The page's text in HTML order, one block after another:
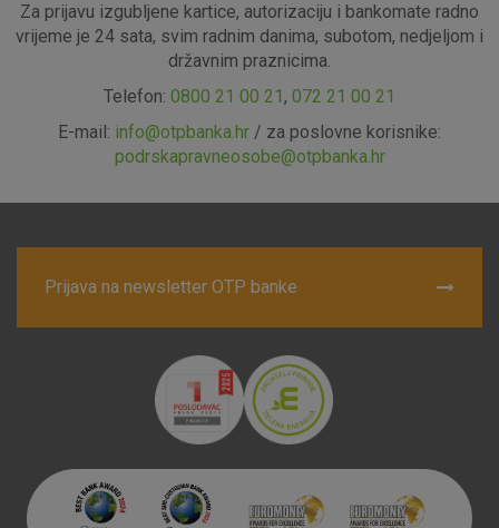
Za prijavu izgubljene kartice, autorizaciju i bankomate radno
vrijeme je 24 sata, svim radnim danima, subotom, nedjeljom i
državnim praznicima.
Telefon: 0800 21 00 21 , 072 21 00 21
E-mail: info@otpbanka.hr / za poslovne korisnike:
podrskapravneosobe@otpbanka.hr
Prijava na newsletter OTP banke